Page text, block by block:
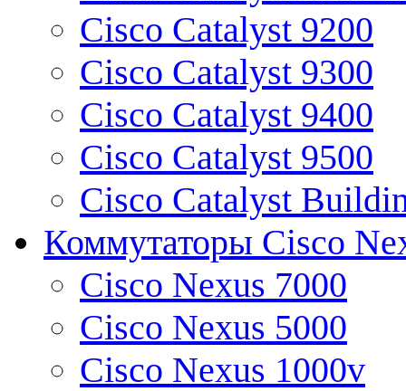
Cisco Catalyst 9200
Cisco Catalyst 9300
Cisco Catalyst 9400
Cisco Catalyst 9500
Cisco Catalyst
Коммутаторы Cisco
Cisco Nexus 7000
Cisco Nexus 5000
Cisco Nexus 1000v